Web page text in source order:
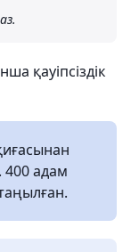
қауіпсіздік
400 адам